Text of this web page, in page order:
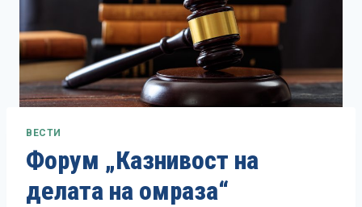
ВЕСТИ
Форум „Казнивост на
делата на омраза“